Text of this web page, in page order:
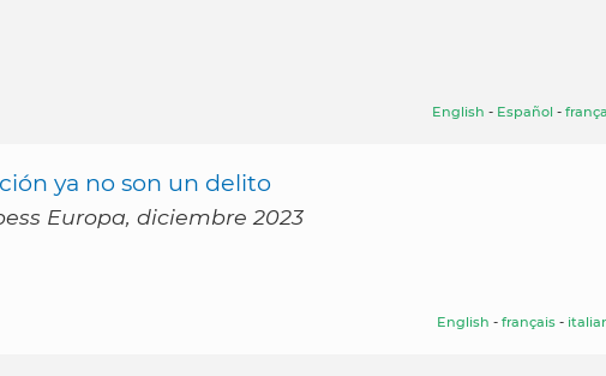
English - Español -
ya no son un delito
Europa, diciembre 2023
English - français -